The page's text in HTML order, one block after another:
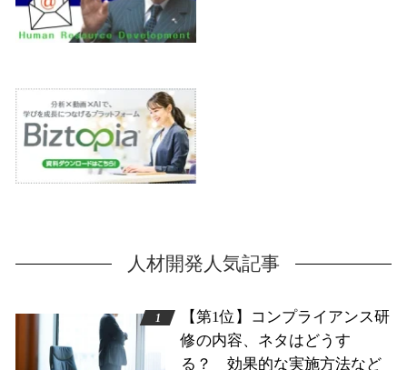
人材開発人気記事
【第1位】コンプライアンス研
修の内容、ネタはどうす
る？ 効果的な実施方法など